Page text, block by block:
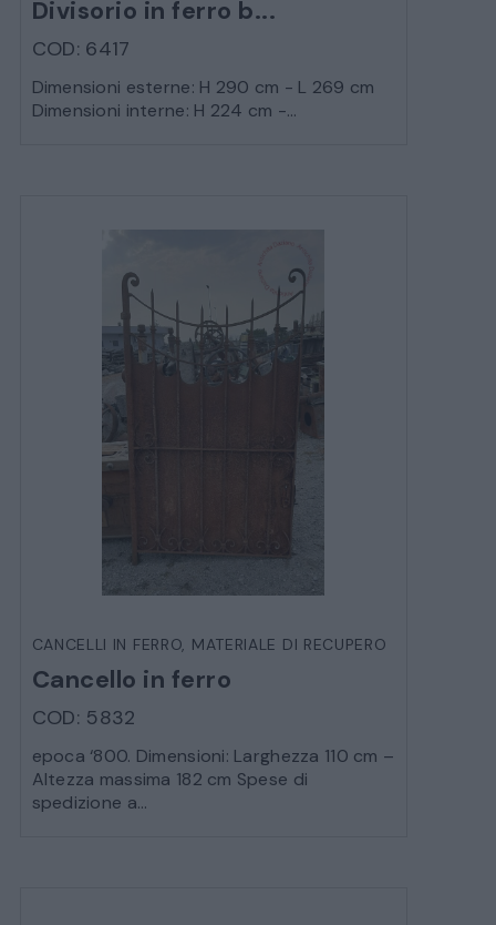
Divisorio in ferro b...
COD: 6417
Dimensioni esterne: H 290 cm - L 269 cm
Dimensioni interne: H 224 cm -...
CANCELLI IN FERRO, MATERIALE DI RECUPERO
Cancello in ferro
COD: 5832
epoca ‘800. Dimensioni: Larghezza 110 cm –
Altezza massima 182 cm Spese di
spedizione a...